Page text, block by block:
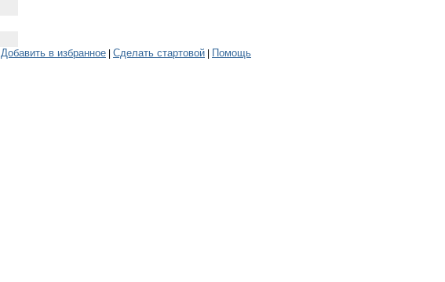
Добавить в избранное Сделать стартовой Помощь